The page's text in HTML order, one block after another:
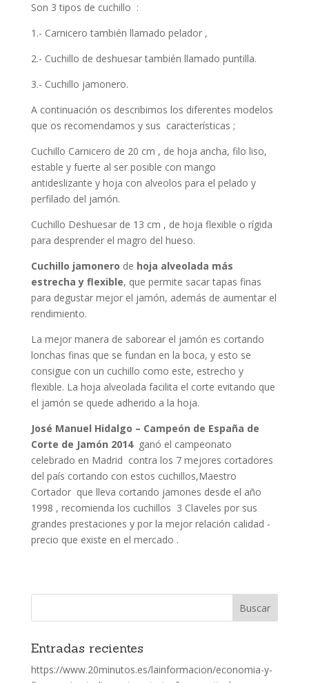
Son 3 tipos de cuchillo :
1.- Carnicero también llamado pelador ,
2.- Cuchillo de deshuesar también llamado puntilla.
3.- Cuchillo jamonero.
A continuación os describimos los diferentes modelos
que os recomendamos y sus características ;
Cuchillo Carnicero de 20 cm , de hoja ancha, filo liso,
estable y fuerte al ser posible con mango
antideslizante y hoja con alveolos para el pelado y
perfilado del jamón.
Cuchillo Deshuesar de 13 cm , de hoja flexible o rígida
para desprender el magro del hueso.
Cuchillo jamonero de hoja alveolada más
estrecha y flexible, que permite sacar tapas finas
para degustar mejor el jamón, además de aumentar el
rendimiento.
La mejor manera de saborear el jamón es cortando
lonchas finas que se fundan en la boca, y esto se
consigue con un cuchillo como este, estrecho y
flexible. La hoja alveolada facilita el corte evitando que
el jamón se quede adherido a la hoja.
José Manuel Hidalgo – Campeón de España de
Corte de Jamón 2014ganó el campeonato
celebrado en Madrid contra los 7 mejores cortadores
del país cortando con estos cuchillos,Maestro
Cortador que lleva cortando jamones desde el año
1998 , recomienda los cuchillos 3 Claveles por sus
grandes prestaciones y por la mejor relación calidad -
precio que existe en el mercado .
Entradas recientes
https://www.20minutos.es/lainformacion/economia-y-